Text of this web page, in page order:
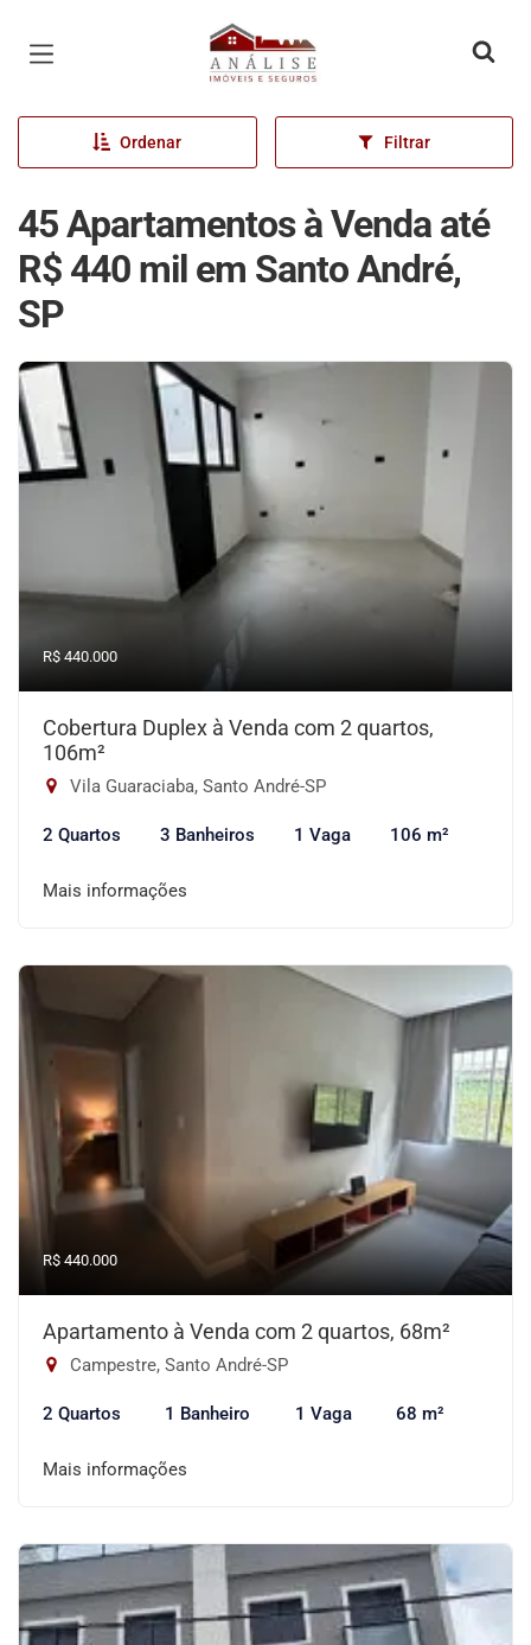
Página inicial
Ordenar Filtrar
45 Apartamentos à Venda até
R$ 440 mil em Santo André,
SP
R$ 440.000
Cobertura Duplex à Venda com 2 quartos,
106m²
Vila Guaraciaba, Santo André-SP
2 Quartos 3 Banheiros 1 Vaga 106 m²
Mais informações
R$ 440.000
Apartamento à Venda com 2 quartos, 68m²
Campestre, Santo André-SP
2 Quartos 1 Banheiro 1 Vaga 68 m²
Mais informações